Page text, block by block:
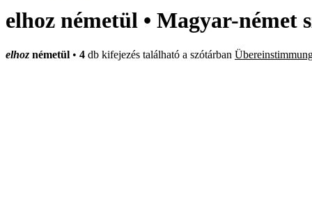
elhoz németül • Magyar-német
elhoz németül • 4 db kifejezés található a szótárban